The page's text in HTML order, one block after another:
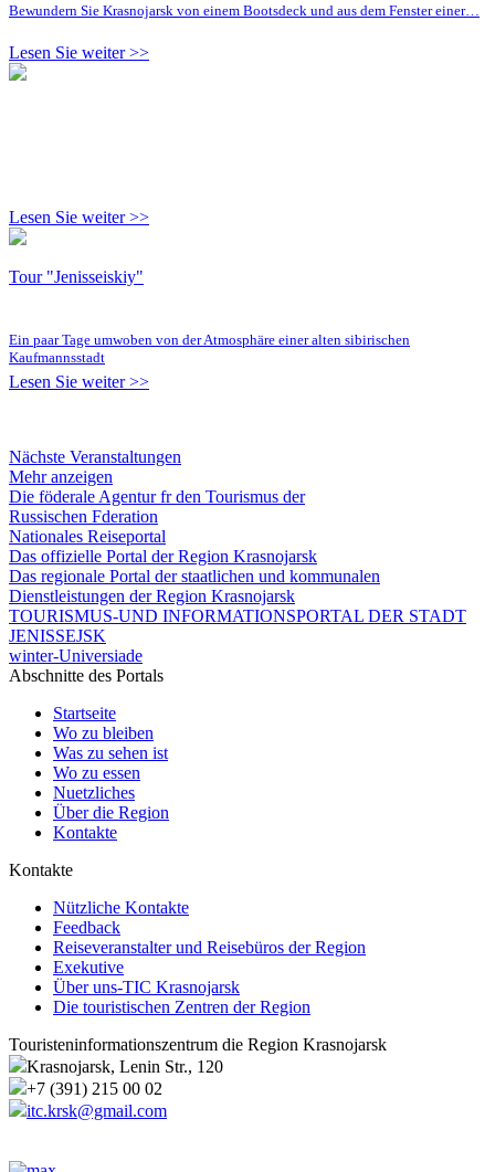
Bewundern Sie Krasnojarsk von einem Bootsdeck und aus dem Fenster einer…
Lesen Sie weiter >>
Lesen Sie weiter >>
Tour "Jenisseiskiy"
Ein paar Tage umwoben von der Atmosphäre einer alten sibirischen
Kaufmannsstadt
Lesen Sie weiter >>
Nächste Veranstaltungen
Mehr anzeigen
Die föderale Agentur fr den Tourismus der
Russischen Fderation
Nationales Reiseportal
Das offizielle Portal der Region Krasnojarsk
Das regionale Portal der staatlichen und kommunalen
Dienstleistungen der Region Krasnojarsk
TOURISMUS-UND INFORMATIONSPORTAL DER STADT
JENISSEJSK
winter-Universiade
Abschnitte des Portals
Startseite
Wo zu bleiben
Was zu sehen ist
Wo zu essen
Nuetzliches
Über die Region
Kontakte
Kontakte
Nützliche Kontakte
Feedback
Reiseveranstalter und Reisebüros der Region
Exekutive
Über uns-TIC Krasnojarsk
Die touristischen Zentren der Region
Touristeninformationszentrum die Region Krasnojarsk
Krasnojarsk, Lenin Str., 120
+7 (391) 215 00 02
itc.krsk@gmail.com